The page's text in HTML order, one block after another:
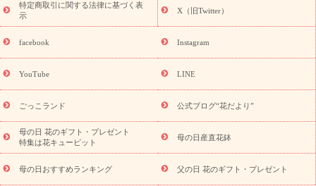
ペーン
「きょう誕生日なんです」キャンペーン
探す
誕生日フラワーギフト 誕生日フラワーギフト特集
誕生
日フラワーギフト商品一覧
ユリ トルコキキョウ
誕生花(トルコキキョウ)
9月の誕生花(リンドウ)
誕生日セット
ギフト
「きょう誕生日なんです」キャンペーン
用途から探す お祝いの花特集 当日配達特急便
お祝い商品
一覧
お祝い 新築・引っ越し祝い
結婚記念日
結婚祝い 出産祝い 退院祝い・快気祝い
還暦
祝い・長寿祝い
プチギフト ペットのお祝いフラワー
元・暑中見舞い
敬老の日
お供え
お供え・お悔やみ商品一覧 お供え・お悔やみの花
十九日法要以降に贈る花
通夜・葬儀に贈る花
お供え お花とセッ
特定商取引に関する法律に基づく表
示
X（旧Twitter）
facebook Instagram
YouTube LINE
ごっこランド 公式ブログ“花だより”
母の日 花のギフト・プレゼント
特集は花キューピット
母の日産直花鉢
母の日おすすめランキング 父の日 花のギフト・プレゼント